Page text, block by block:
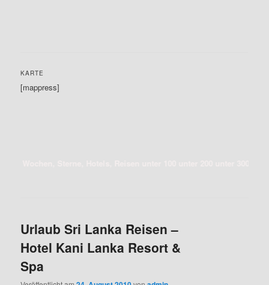
KARTE
[mappress]
Urlaub Sri Lanka Reisen –
Hotel Kani Lanka Resort &
Spa